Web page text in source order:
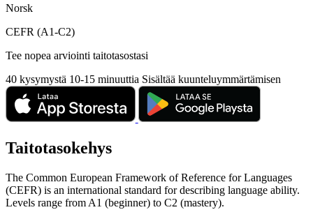
Norsk
CEFR (A1-C2)
Tee nopea arviointi taitotasostasi
40 kysymystä 10-15 minuuttia Sisältää kuunteluymmärtämisen
Taitotasokehys
The Common European Framework of Reference for Languages
(CEFR) is an international standard for describing language ability.
Levels range from A1 (beginner) to C2 (mastery).